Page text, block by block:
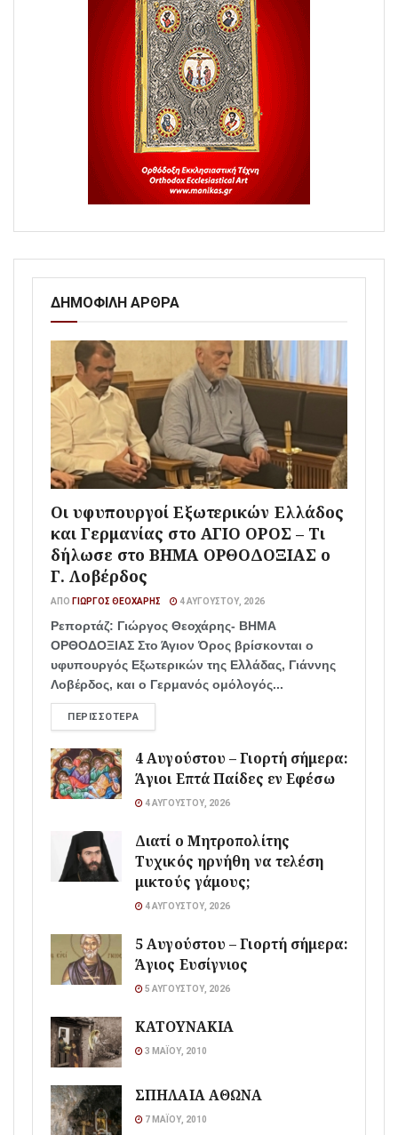
ΔΗΜΟΦΙΛΗ ΑΡΘΡΑ
Οι υφυπουργοί Εξωτερικών Ελλάδος
και Γερμανίας στο ΑΓΙΟ ΟΡΟΣ – Τι
δήλωσε στο ΒΗΜΑ ΟΡΘΟΔΟΞΙΑΣ ο
Γ. Λοβέρδος
ΑΠΌ ΓΙΏΡΓΟΣ ΘΕΟΧΆΡΗΣ 4 ΑΥΓΟΎΣΤΟΥ, 2026
Ρεπορτάζ: Γιώργος Θεοχάρης- ΒΗΜΑ
ΟΡΘΟΔΟΞΙΑΣ Στο Άγιον Όρος βρίσκονται ο
υφυπουργός Εξωτερικών της Ελλάδας, Γιάννης
Λοβέρδος, και ο Γερμανός ομόλογός...
ΠΕΡΙΣΣΌΤΕΡΑ
4 Αυγούστου – Γιορτή σήμερα:
Άγιοι Επτά Παίδες εν Εφέσω
4 ΑΥΓΟΎΣΤΟΥ, 2026
Διατί ο Μητροπολίτης
Τυχικός ηρνήθη να τελέση
μικτούς γάμους;
4 ΑΥΓΟΎΣΤΟΥ, 2026
5 Αυγούστου – Γιορτή σήμερα:
Άγιος Ευσίγνιος
5 ΑΥΓΟΎΣΤΟΥ, 2026
ΚΑΤΟΥΝΑΚΙΑ
3 ΜΑΪ́ΟΥ, 2010
ΣΠΗΛΑΙΑ ΑΘΩΝΑ
7 ΜΑΪ́ΟΥ, 2010